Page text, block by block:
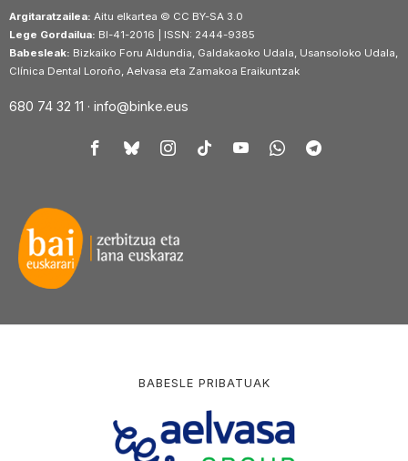
Argitaratzailea: Aitu elkartea © CC BY-SA 3.0
Lege Gordailua: BI-41-2016 | ISSN: 2444-9385
Babesleak: Bizkaiko Foru Aldundia, Galdakaoko Udala, Usansoloko Udala,
Clínica Dental Loroño, Aelvasa eta Zamakoa Eraikuntzak
680 74 32 11 · info@binke.eus
BABESLE PRIBATUAK